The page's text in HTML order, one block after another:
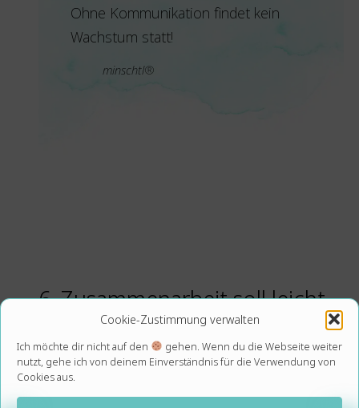
Cookie-Zustimmung verwalten
Ich möchte dir nicht auf den
gehen. Wenn du die Webseite weiter
nutzt, gehe ich von deinem Einverständnis für die Verwendung von
Cookies aus.
Ohne Kommunikation findet kein
Wachstum statt!
minschtl®
6. Zusammenarbeit soll leicht
sein